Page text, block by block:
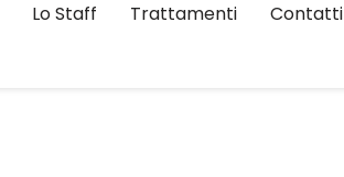
Lo Staff Trattamenti Contatti